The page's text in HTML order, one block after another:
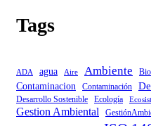
Tags
ADA agua Aire Ambiente
Contaminacion Contaminación
Desarrollo Sostenible Ecología
Gestion Ambiental